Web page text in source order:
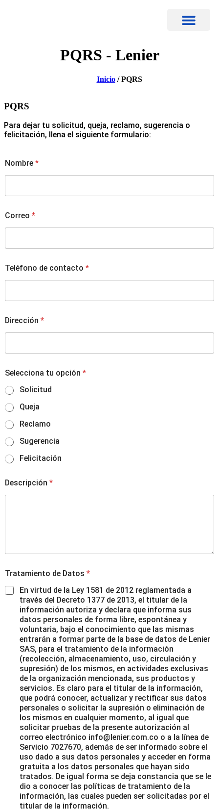
PQRS - Lenier
Inicio/ PQRS
PQRS
Para dejar tu solicitud, queja, reclamo, sugerencia o
felicitación, llena el siguiente formulario:
e
l
f
n
o
L
y
u
Nombre *
Correo *
Teléfono de contacto *
Dirección *
Selecciona tu opción *
Solicitud
Queja
Reclamo
Sugerencia
Felicitación
Descripción *
Tratamiento de Datos *
En virtud de la Ley 1581 de 2012 reglamentada a
través del Decreto 1377 de 2013, el titular de la
información autoriza y declara que informa sus
datos personales de forma libre, espontánea y
voluntaria, bajo el conocimiento que las mismas
entrarán a formar parte de la base de datos de Lenier
SAS, para el tratamiento de la información
(recolección, almacenamiento, uso, circulación y
supresión) de los mismos, en actividades exclusivas
de la organización mencionada, sus productos y
servicios. Es claro para el titular de la información,
que podrá conocer, actualizar y rectificar sus datos
personales o solicitar la supresión o eliminación de
los mismos en cualquier momento, al igual que
solicitar pruebas de la presente autorización al
correo electrónico info@lenier.com.co o a la línea de
Servicio 7027670, además de ser informado sobre el
uso dado a sus datos personales y acceder en forma
gratuita a los datos personales que hayan sido
tratados. De igual forma se deja constancia que se le
dio a conocer las políticas de tratamiento de la
información, las cuales pueden ser solicitadas por el
titular de la información.